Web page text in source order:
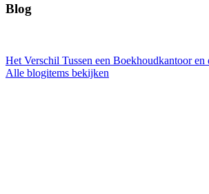
Blog
Het Verschil Tussen een Boekhoudkantoor en
Alle blogitems bekijken